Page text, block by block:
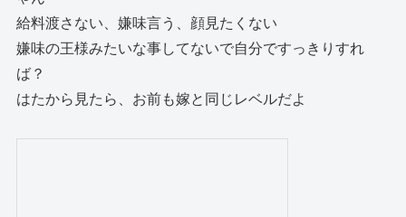
給料渡さない、嫌味言う、顔見たくない
嫌味の王様みたいな事してないで自分ですっきりすれ
ば？
はたから見たら、お前も嫁と同じレベルだよ